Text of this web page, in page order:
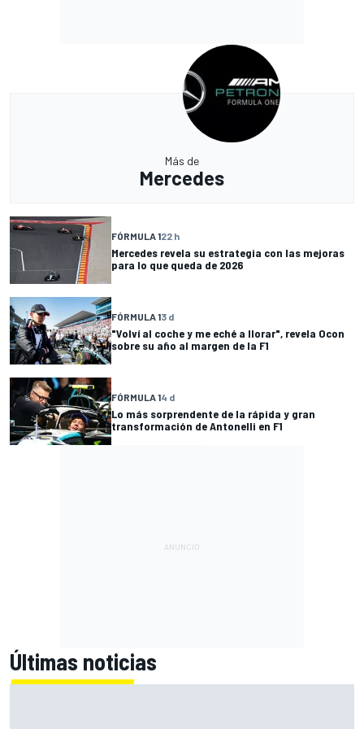
Más de
Mercedes
FÓRMULA 122 h
Mercedes revela su estrategia con las mejoras
para lo que queda de 2026
FÓRMULA 13 d
"Volví al coche y me eché a llorar", revela Ocon
sobre su año al margen de la F1
FÓRMULA 14 d
Lo más sorprendente de la rápida y gran
transformación de Antonelli en F1
Últimas noticias